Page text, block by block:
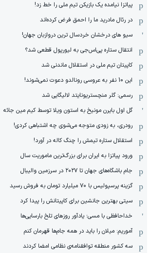
پیاتزا نیامده یک بازیکن تیم ملی را خط زد!
در رئال مادرید ما را احمق فرض کرده‌اند
سیو های درخشان خردسال ترین دروازبان جهان!
انتقال ستاره پی‌اس‌جی به لیورپول قطعی شد؟
کاپیتان تیم ملی در استقلال ماندنی شد
این 10 نفر به عروسی رونالدو دعوت نمی‌شوند!
رسمی: گلر منچستریونایتد لالیگایی شد
گل اول بایرن مونیخ به استون ویلا توسط کیم مین جائه
رودری، به زودی متوجه می‌شوی چه اشتباهی کردی!
استقلال ستاره تیمش را چنگ کاله در آورد!
ورود پیاتزا به ایران برای بزرگ‌ترین ماموریت سال
جام باشگاه‌های جهان تا ۲۰۲۷ در سرزمین والیبال
گزینه پرسپولیس با ۷۰ میلیارد تومان به فروش رسید
سیتی بهترین جانشین برای کاپیتانش را پیدا کرد
خداحافظی با مسی؛ یادآور روزهای تلخ بارسایی‌ها
آموریم: میلان را باید در همه جام‌ها قهرمان کنم
سه کشور منطقه توافقنامه‌ی نظامی امضا کردند